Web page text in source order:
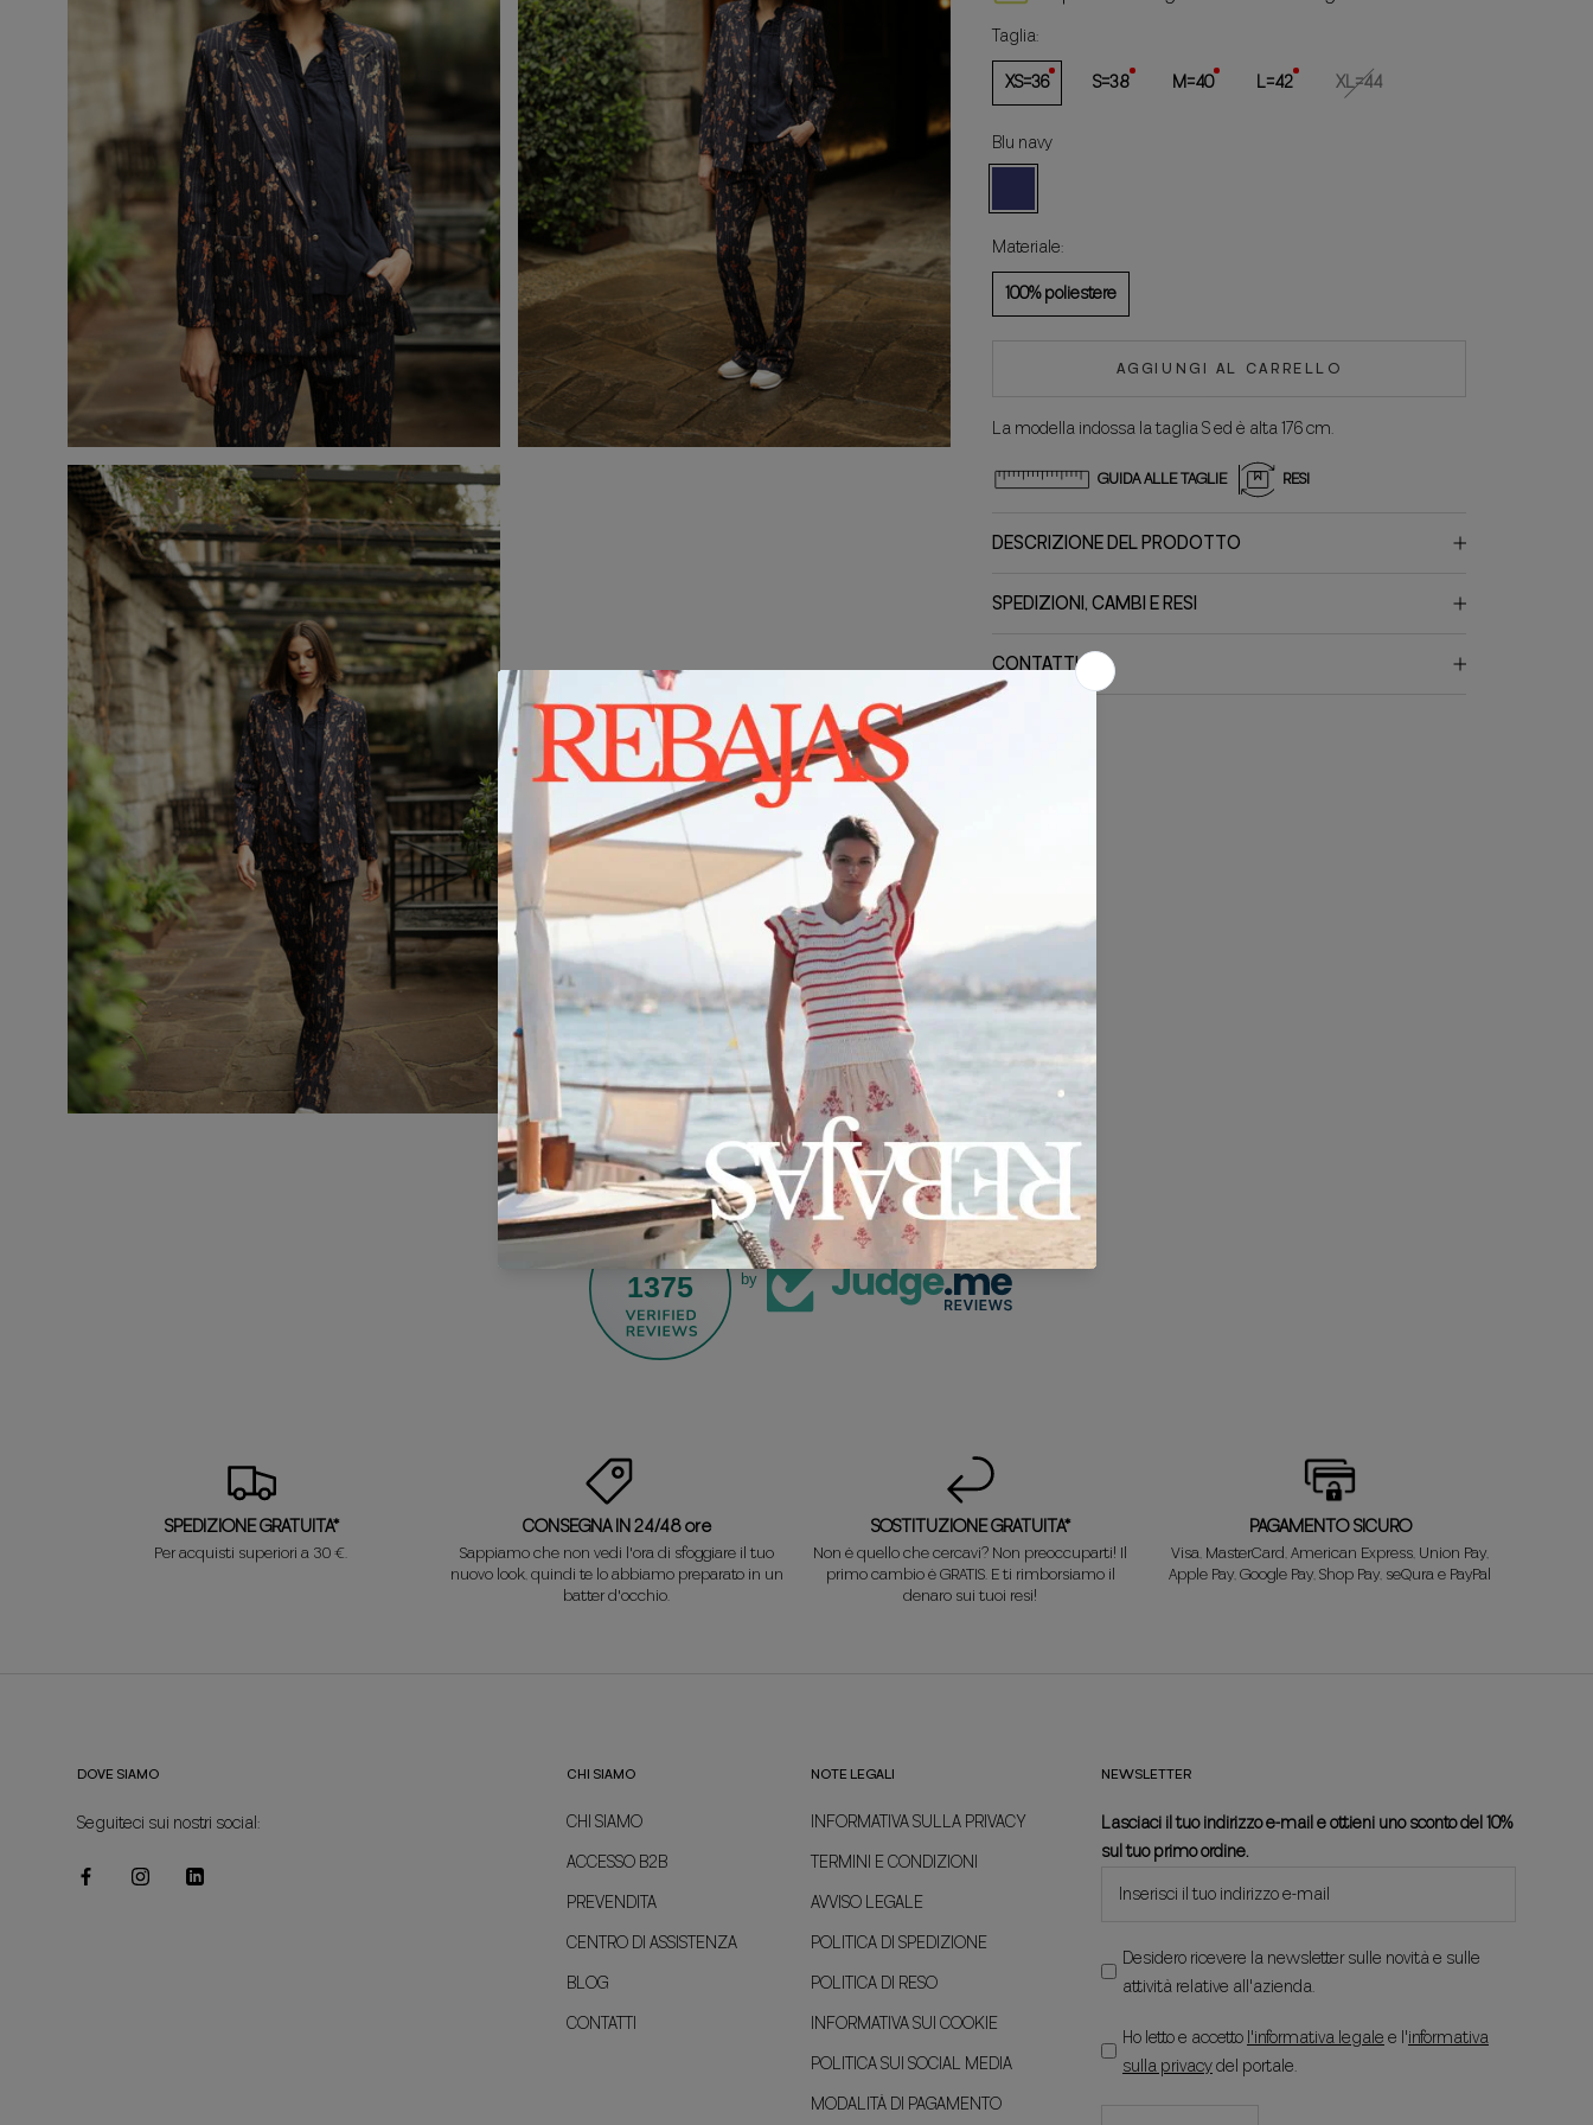
Taglia:
XS=36
S=38 M=40 L=42 XL=44
Blu navy
navy
Materiale:
100% poliestere
AGGIUNGI AL CARRELLO
La modella indossa la taglia S ed è alta 176 cm.
GUIDA ALLE TAGLIE RESI
DESCRIZIONE DEL PRODOTTO
SPEDIZIONI, CAMBI E RESI
CONTATTI
1375 by
SPEDIZIONE GRATUITA*
Per acquisti superiori a 30 €.
CONSEGNA IN 24/48 ore
Sappiamo che non vedi l'ora di sfoggiare il tuo
nuovo look, quindi te lo abbiamo preparato in un
batter d'occhio.
SOSTITUZIONE GRATUITA*
Non è quello che cercavi? Non preoccuparti! Il
primo cambio è GRATIS. E ti rimborsiamo il
denaro sui tuoi resi!
PAGAMENTO SICURO
Visa, MasterCard, American Express, Union Pay,
Apple Pay, Google Pay, Shop Pay, seQura e PayPal
DOVE SIAMO
Seguiteci sui nostri social:
CHI SIAMO
CHI SIAMO
ACCESSO B2B
PREVENDITA
CENTRO DI ASSISTENZA
BLOG
CONTATTI
NOTE LEGALI
INFORMATIVA SULLA PRIVACY
TERMINI E CONDIZIONI
AVVISO LEGALE
POLITICA DI SPEDIZIONE
POLITICA DI RESO
INFORMATIVA SUI COOKIE
POLITICA SUI SOCIAL MEDIA
MODALITÀ DI PAGAMENTO
NEWSLETTER
Lasciaci il tuo indirizzo e-mail e ottieni uno sconto del 10%
sul tuo primo ordine.
Desidero ricevere la newsletter sulle novità e sulle
attività relative all'azienda.
Ho letto e accettol'informativa legalee l'informativa
sulla privacydel portale.